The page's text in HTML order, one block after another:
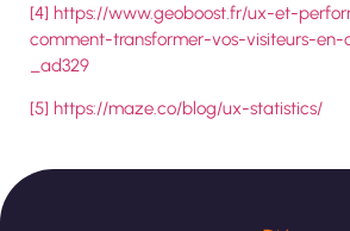
[4] https://www.geoboost.fr/ux-et-
comment-transformer-vos-visiteurs-en-
_ad329
[5] https://maze.co/blog/ux-statistics/